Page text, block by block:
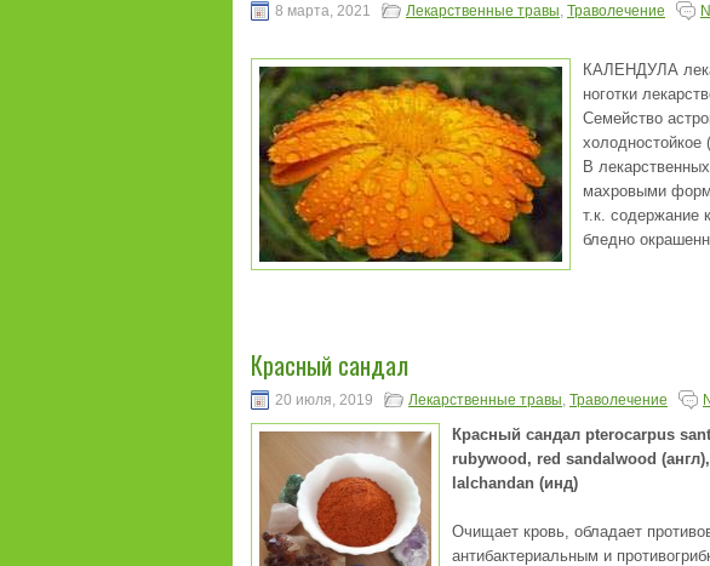
8 марта, 2021 Лекарственные травы, Траволечение
КАЛЕНДУЛА
ноготки
Семейство
холодностойкое
В
махровыми
т.к. содержание
бледно
Красный сандал
20 июля, 2019 Лекарственные травы, Траволечение
Красный сандал pterocarpus
rubywood, red sandalwood
lalchandan (инд)
Очищает кровь, обладает
антибактериальным и